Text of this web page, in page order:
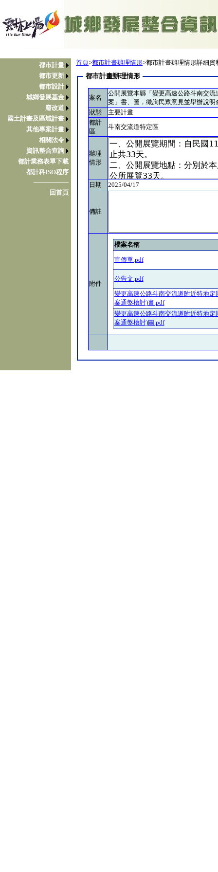
都市計畫
都市更新
都市設計
城鄉發展基金
廢改道
國土計畫及區域計畫
其他專案計畫
相關法令
資訊整合查詢
都計業務表單下載
都計科ISO程序
────────
回首頁
首頁>都市計畫辦理情形>都市計畫辦理情形詳細資
都市計畫辦理情形
案名
公開展覽本縣「變更高速公路斗南交
案」書、圖，徵詢民眾意見並舉辦說明
狀態
主要計畫
都計
區
斗南交流道特定區
辦理
情形
日期 2025/04/17
備註
附件
檔案名稱
宣傳單.pdf
公告文.pdf
變更高速公路斗南交流道附近特地
案通盤檢討)書.pdf
變更高速公路斗南交流道附近特地
案通盤檢討)圖.pdf